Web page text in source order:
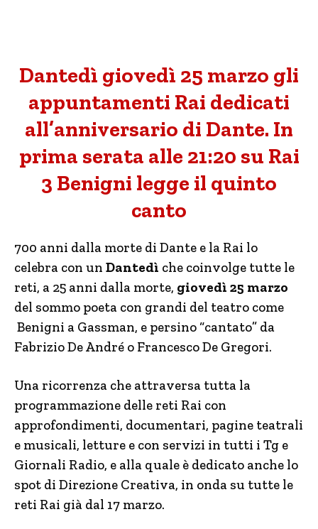
Dantedì giovedì 25 marzo gli
appuntamenti Rai dedicati
all’anniversario di Dante. In
prima serata alle 21:20 su Rai
3 Benigni legge il quinto
canto
700 anni dalla morte di Dante e la Rai lo
celebra con un Dantedì che coinvolge tutte le
reti, a 25 anni dalla morte, giovedì 25 marzo
del sommo poeta con grandi del teatro come
Benigni a Gassman, e persino “cantato” da
Fabrizio De André o Francesco De Gregori.
Una ricorrenza che attraversa tutta la
programmazione delle reti Rai con
approfondimenti, documentari, pagine teatrali
e musicali, letture e con servizi in tutti i Tg e
Giornali Radio, e alla quale è dedicato anche lo
spot di Direzione Creativa, in onda su tutte le
reti Rai già dal 17 marzo.